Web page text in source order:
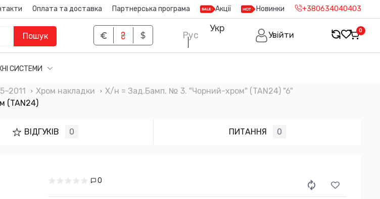
Оплата та доставка Партнерська програма Акції Новинки +380634040403
Пошук Рус
Укр
Увійти 0
СИСТЕМИ
Хром накладки
Х/н = Зад.Бамп. № 3. "Чорний-хром" (TAN24) "6"
(TAN24)
ВІДГУКІВ 0 ПИТАННЯ 0
0